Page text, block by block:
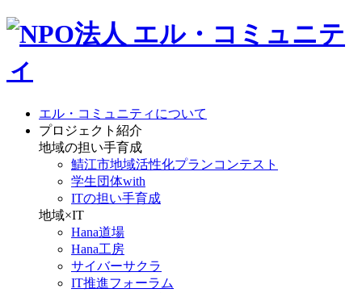
エル・コミュニティについて
プロジェクト紹介
地域の担い手育成
鯖江市地域活性化プランコンテスト
学生団体with
ITの担い手育成
地域×IT
Hana道場
Hana工房
サイバーサクラ
IT推進フォーラム